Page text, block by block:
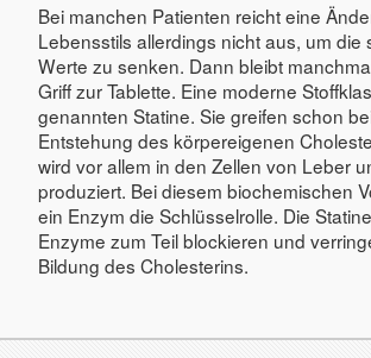
Bei manchen Patienten reicht eine
Lebensstils allerdings nicht aus, um die
Werte zu senken. Dann bleibt
Griff zur Tablette. Eine moderne
genannten Statine. Sie greifen schon
Entstehung des körpereigenen
wird vor allem in den Zellen von Leber
produziert. Bei diesem biochemischen
ein Enzym die Schlüsselrolle. Die
Enzyme zum Teil blockieren und
Bildung des Cholesterins.